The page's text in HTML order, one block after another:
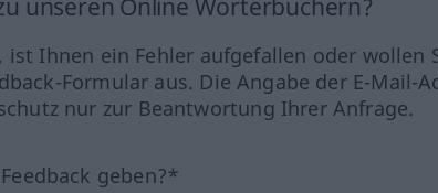
unseren Online Wörterbüchern?
ist Ihnen ein Fehler aufgefallen oder wollen
Formular aus. Die Angabe der E-
nur zur Beantwortung Ihrer Anfrage.
geben?*